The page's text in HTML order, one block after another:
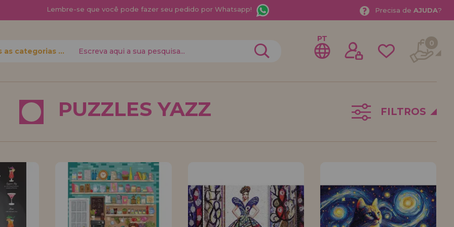
Lembre-se que você pode fazer seu pedido por Whatsapp! Precisa de AJUDA?
fazer suas
de
quero me cadastrar como
novo distribuidor
Você é um Profissional ou Empresa? Quer vender nossos produtos no
seu negócio? Cadastre-se como distribuidor e conheça nossas
condições de venda com descontos especiais para distribuição.
Vá em frente! Estávamos esperando por você.
REGISTRO DE REVENDEDOR
Todas as categorias
PT 0
PUZZLES YAZZ FILTROS